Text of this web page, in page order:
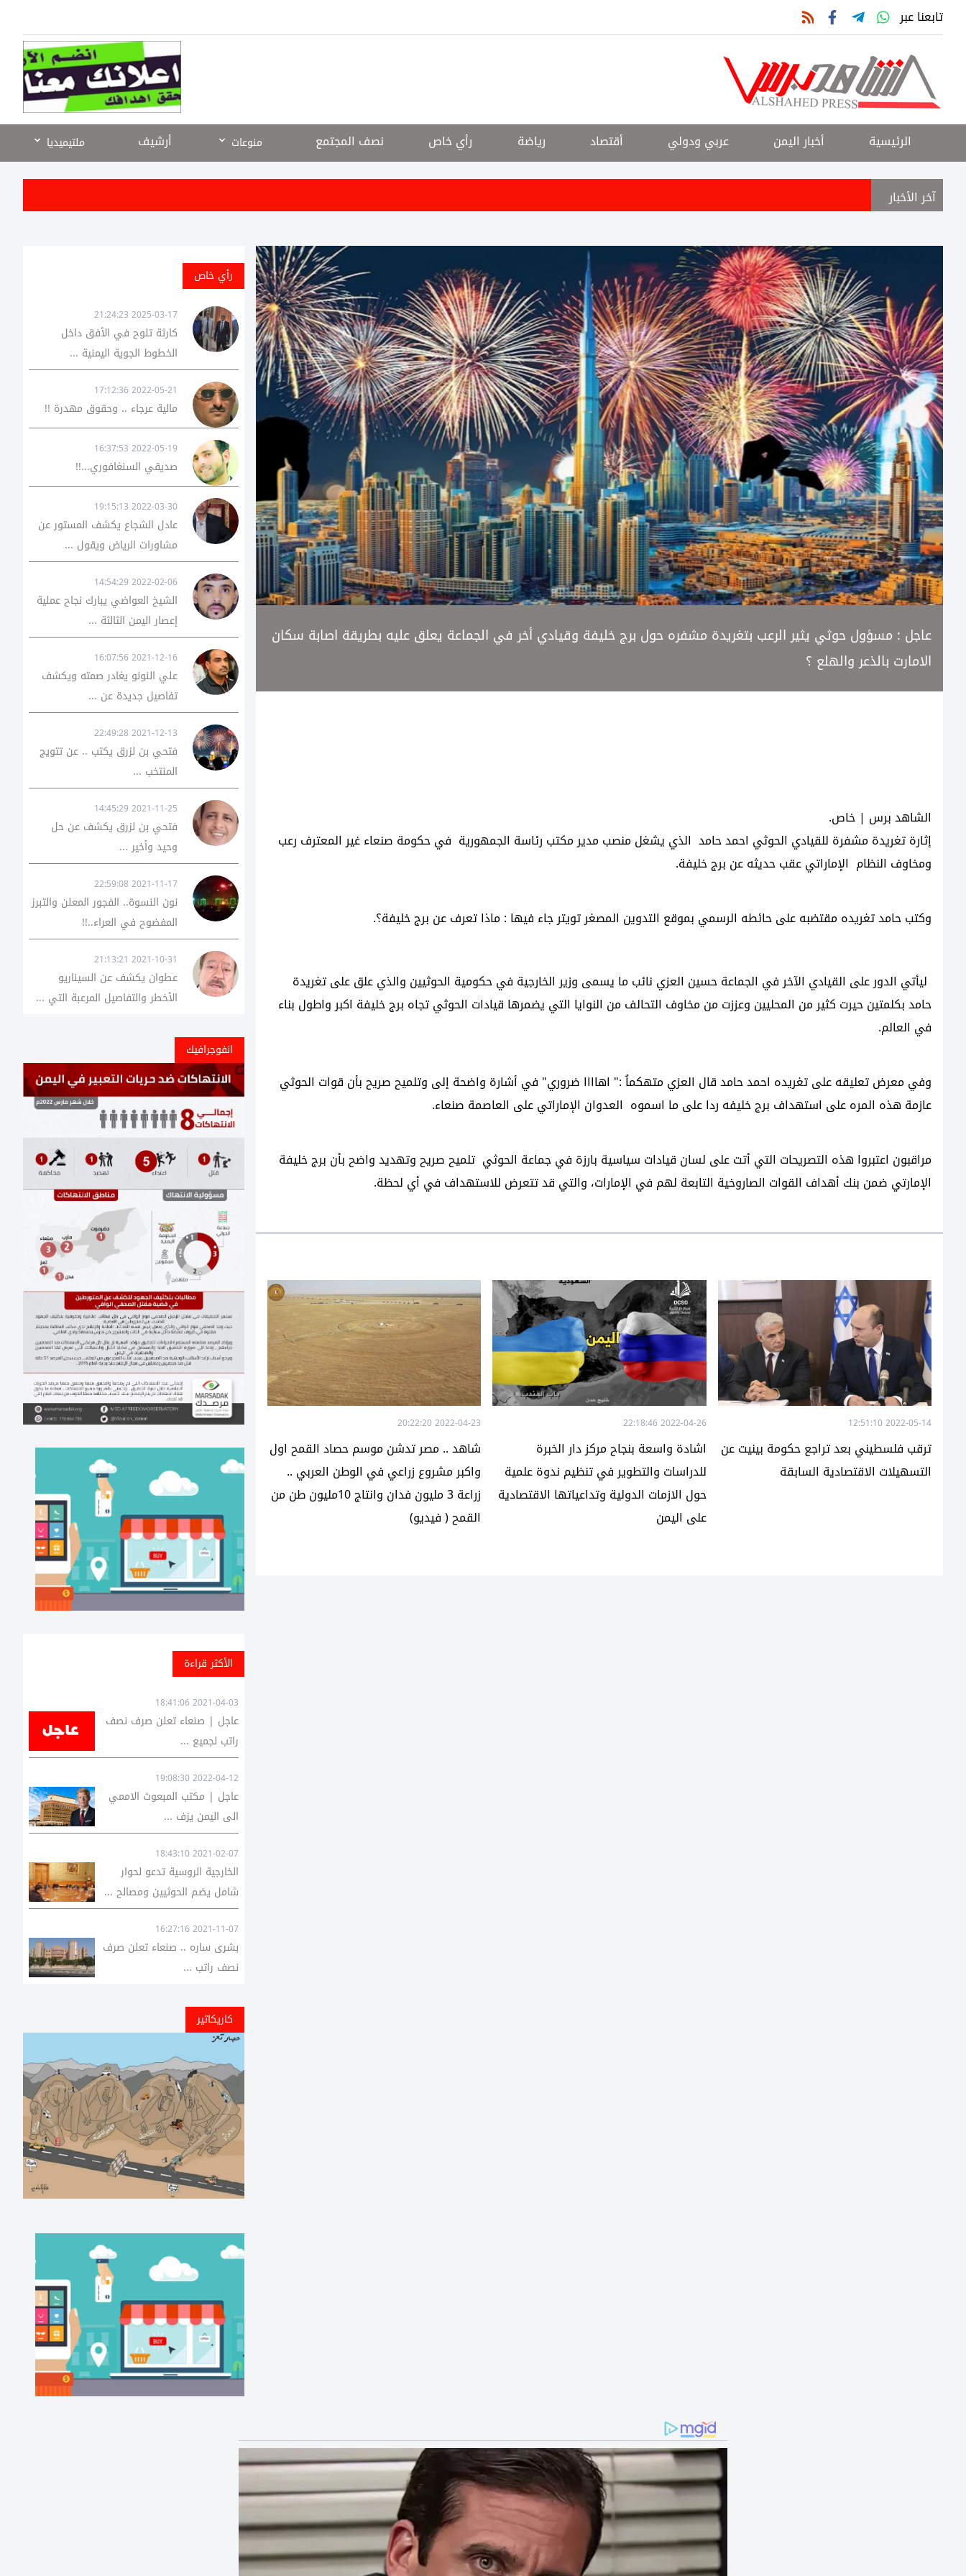
تابعنا عبر
الرئيسية أخبار اليمن عربي ودولي أقتصاد رياضة رأي خاص نصف المجتمع منوعات أرشيف ملتيميديا
آخر الأخبار
عاجل : مسؤول حوثي يثير الرعب بتغريدة مشفره حول برج خليفة وقيادي أخر في الجماعة يعلق عليه بطريقة اصابة سكان
الامارت بالذعر والهلع ؟
الشاهد برس | خاص.
إثارة تغريدة مشفرة للقيادي الحوثي احمد حامد الذي يشغل منصب مدير مكتب رئاسة الجمهورية في حكومة صنعاء غير المعترف رعب
ومخاوف النظام الإماراتي عقب حديثه عن برج خليفة.
وكتب حامد تغريده مقتضبه على حائطه الرسمي بموقع التدوين المصغر تويتر جاء فيها : ماذا تعرف عن برج خليفة؟.
ليأتي الدور على القيادي الآخر في الجماعة حسين العزي نائب ما يسمى وزير الخارجية في حكومية الحوثيين والذي علق على تغريدة
حامد بكلمتين حيرت كثير من المحليين وعززت من مخاوف التحالف من النوايا التي يضمرها قيادات الحوثي تجاه برج خليفة اكبر واطول بناء
في العالم.
وفي معرض تعليقه على تغريده احمد حامد قال العزي متهكماُ :" اهاااا ضروري" في أشارة واضحة إلى وتلميح صريح بأن قوات الحوثي
عازمة هذه المره على استهداف برج خليفه ردا على ما اسموه العدوان الإماراتي على العاصمة صنعاء.
مراقبون اعتبروا هذه التصريحات التي أتت على لسان قيادات سياسية بارزة في جماعة الحوثي تلميح صريح وتهديد واضح بأن برج خليفة
الإمارتي ضمن بنك أهداف القوات الصاروخية التابعة لهم في الإمارات، والتي قد تتعرض للاستهداف في أي لحظة.
2022-05-14 12:51:10
ترقب فلسطيني بعد تراجع حكومة بينيت عن
التسهيلات الاقتصادية السابقة
2022-04-26 22:18:46
اشادة واسعة بنجاح مركز دار الخبرة
للدراسات والتطوير في تنظيم ندوة علمية
حول الازمات الدولية وتداعياتها الاقتصادية
على اليمن
2022-04-23 20:22:20
شاهد .. مصر تدشن موسم حصاد القمح اول
واكبر مشروع زراعي في الوطن العربي ..
زراعة 3 مليون فدان وانتاج 10مليون طن من
القمح ( فيديو)
رأي خاص
2025-03-17 21:24:23
كارثة تلوح في الأفق داخل
الخطوط الجوية اليمنية ...
2022-05-21 17:12:36
مالية عرجاء .. وحقوق مهدرة !!
2022-05-19 16:37:53
صديقي السنغافوري...!!
2022-03-30 19:15:13
عادل الشجاع يكشف المستور عن
مشاورات الرياض ويقول ...
2022-02-06 14:54:29
الشيخ العواضي يبارك نجاح عملية
إعصار اليمن الثالثة ...
2021-12-16 16:07:56
علي النونو يغادر صمته ويكشف
تفاصيل جديدة عن ...
2021-12-13 22:49:28
فتحي بن لزرق يكتب .. عن تتويج
المنتخب ...
2021-11-25 14:45:29
فتحي بن لزرق يكشف عن حل
وحيد وأخير ...
2021-11-17 22:59:08
نون النسوة.. الفجور المعلن والتبرز
المفضوح في العراء..!!
2021-10-31 21:13:21
عطوان يكشف عن السيناريو
الأخطر والتفاصيل المرعبة التي ...
انفوجرافيك
الأكثر قراءة
2021-04-03 18:41:06
عاجل | صنعاء تعلن صرف نصف
راتب لجميع ...
2022-04-12 19:08:30
عاجل | مكتب المبعوث الاممي
الى اليمن يزف ...
2021-02-07 18:43:10
الخارجية الروسية تدعو لحوار
شامل يضم الحوثيين ومصالح ...
2021-11-07 16:27:16
بشرى ساره .. صنعاء تعلن صرف
نصف راتب ...
كاريكاتير